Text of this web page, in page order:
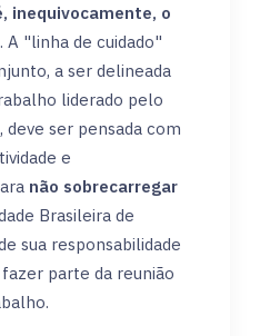
inequivocamente, o
. A "linha de cuidado"
a ser delineada
liderado pelo
deve ser pensada com
e
não sobrecarregar
Brasileira de
sua responsabilidade
parte da reunião